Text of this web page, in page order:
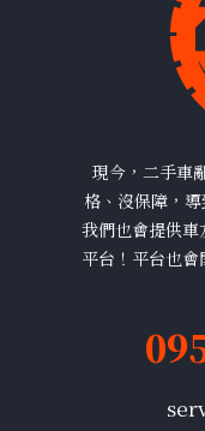
現今，二手車
格、沒保障，
我們也會提供
平台！平台也